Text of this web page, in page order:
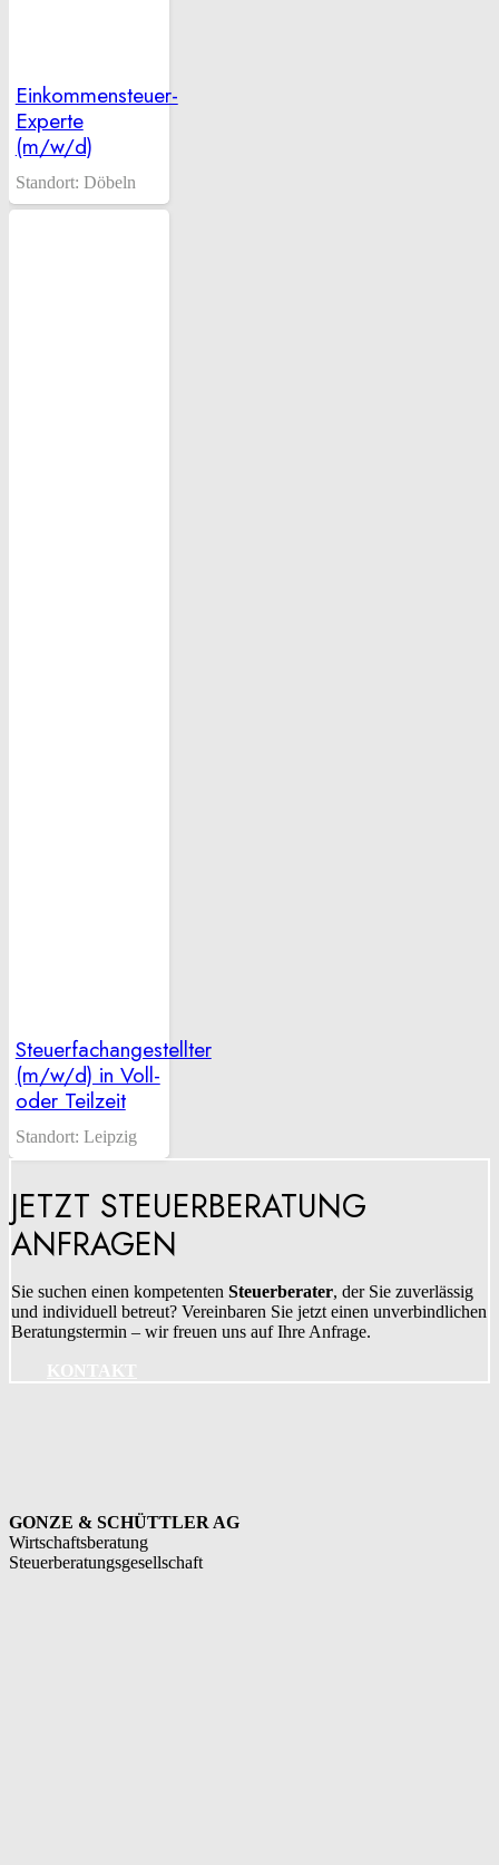
Einkommensteuer-
Experte
(m/w/d)
Standort: Döbeln
Steuerfachangestellter
(m/w/d) in Voll-
oder Teilzeit
Standort: Leipzig
JETZT STEUERBERATUNG
ANFRAGEN
Sie suchen einen kompetenten Steuerberater, der Sie zuverlässig
und individuell betreut? Vereinbaren Sie jetzt einen unverbindlichen
Beratungstermin – wir freuen uns auf Ihre Anfrage.
GONZE & SCHÜTTLER AG
Wirtschaftsberatung
Steuerberatungsgesellschaft